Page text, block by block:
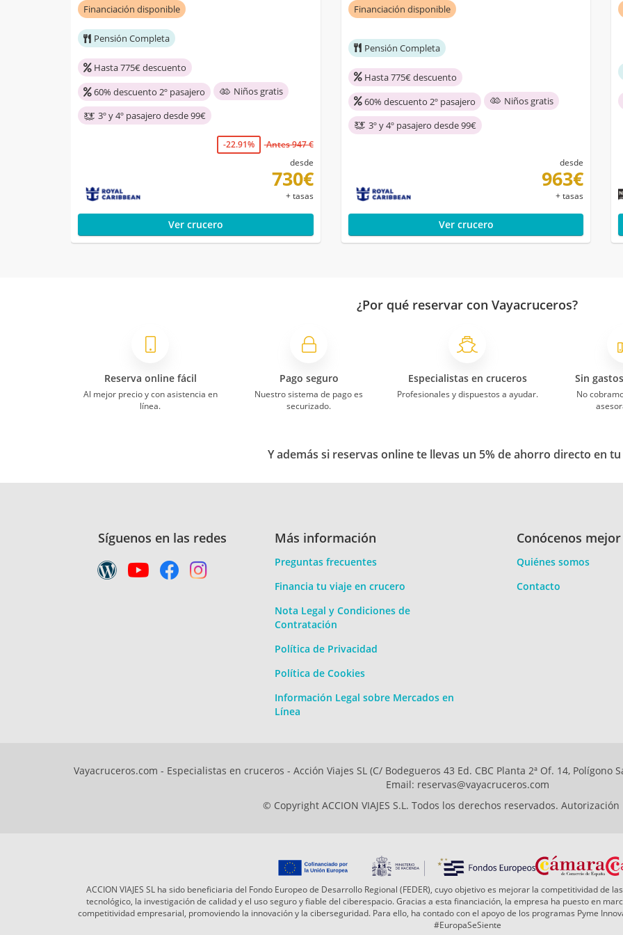
Financiación disponible
Pensión Completa
Hasta 775€ descuento
60% descuento 2º pasajero
Niños gratis
3º y 4º pasajero desde 99€
-22.91%
Antes 947 €
desde
730€
+ tasas
Ver crucero
Financiación disponible
Pensión Completa
Hasta 775€ descuento
60% descuento 2º pasajero
Niños gratis
3º y 4º pasajero desde 99€
desde
963€
+ tasas
Ver crucero
¿Por qué reservar con Vayacruceros?
Reserva online fácil
Al mejor precio y con asistencia en
línea.
Pago seguro
Nuestro sistema de pago es
securizado.
Especialistas en cruceros
Profesionales y dispuestos a ayudar.
Sin
No
Y además si reservas online te llevas un 5% de ahorro directo en
Síguenos en las redes Más información
Preguntas frecuentes
Financia tu viaje en crucero
Nota Legal y Condiciones de
Contratación
Política de Privacidad
Política de Cookies
Información Legal sobre Mercados en
Línea
Conócenos mejor
Quiénes somos
Contacto
Vayacruceros.com - Especialistas en cruceros - Acción Viajes SL (C/ Bodegueros 43 Ed. CBC Planta 2ª Of. 14, Polígono
Email: reservas@vayacruceros.com
© Copyright ACCION VIAJES S.L. Todos los derechos reservados. Autorización
ACCION VIAJES SL ha sido beneficiaria del Fondo Europeo de Desarrollo Regional (FEDER), cuyo objetivo es mejorar la competitividad de
tecnológico, la investigación de calidad y el uso seguro y fiable del ciberespacio. Gracias a esta financiación, la empresa ha puesto en
competitividad empresarial, promoviendo la innovación y la ciberseguridad. Para ello, ha contado con el apoyo de los programas Pyme
#EuropaSeSiente